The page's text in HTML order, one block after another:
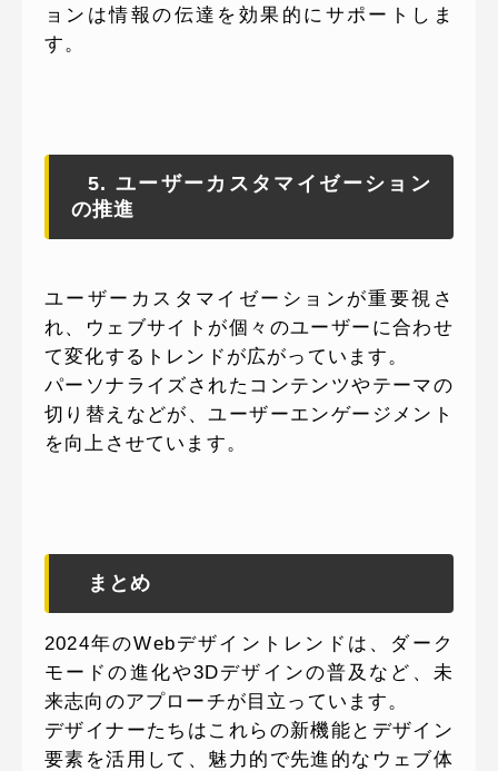
ョンは情報の伝達を効果的にサポートしま
す。
5. ユーザーカスタマイゼーション
の推進
ユーザーカスタマイゼーションが重要視さ
れ、ウェブサイトが個々のユーザーに合わせ
て変化するトレンドが広がっています。
パーソナライズされたコンテンツやテーマの
切り替えなどが、ユーザーエンゲージメント
を向上させています。
まとめ
2024年のWebデザイントレンドは、ダーク
モードの進化や3Dデザインの普及など、未
来志向のアプローチが目立っています。
デザイナーたちはこれらの新機能とデザイン
要素を活用して、魅力的で先進的なウェブ体